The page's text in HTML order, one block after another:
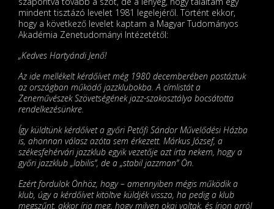
mindent tisztázó levelet 1981 legelejéről. Történt ekkor,
hogy a következő levelet kaptam a Magyar Tudományos
Akadémia Zenetudományi Intézetétől:
„Kedves Hartyándi Jenő!
Az ide mellékelt kérdőívet még 1980 decemberében postáztuk
az országban működő jazzklubokba. A címlistát a
Zeneművészek Szövetségének jazz-szakosztálya bocsátotta
rendelkezésünkre.
Így küldtünk kérdőívet a győri Petőfi Sándor Művelődési Házba
is, ahonnan válasz azóta sem érkezett. Márkus József, a
székesfehérvári jazzklub egyik vezetője azt írta nekem, hogy a
győri jazzklub „labilis”, de a „stabil jazzman” Ön.
Ezért fordulok Önhöz, hogy – amennyiben mégis működik a
klub, úgy a kérdőívet kitöltve küldjék vissza, ha pedig a klub
megszűnt, akkor írja meg, hogy milyen okai voltak, és írjon arról